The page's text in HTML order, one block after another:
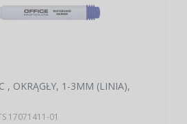
, OKRĄGŁY, 1-3MM (LINIA),
17071411-01